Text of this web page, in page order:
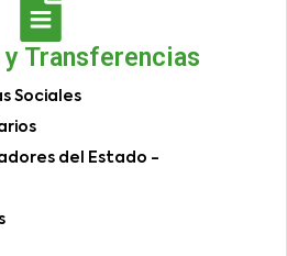
Transferencias
Sociales
del Estado -